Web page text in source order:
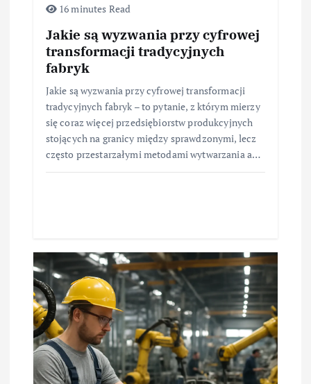
16 minutes Read
Jakie są wyzwania przy cyfrowej
transformacji tradycyjnych
fabryk
Jakie są wyzwania przy cyfrowej transformacji
tradycyjnych fabryk – to pytanie, z którym mierzy
się coraz więcej przedsiębiorstw produkcyjnych
stojących na granicy między sprawdzonymi, lecz
często przestarzałymi metodami wytwarzania a…